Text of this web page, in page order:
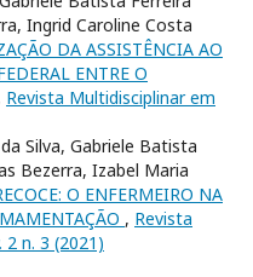
Ingrid Caroline Costa
DA ASSISTÊNCIA AO
ENTRE O
Revista Multidisciplinar em
Silva, Gabriele Batista
Bezerra, Izabel Maria
O ENFERMEIRO NA
, Revista
2 n. 3 (2021)